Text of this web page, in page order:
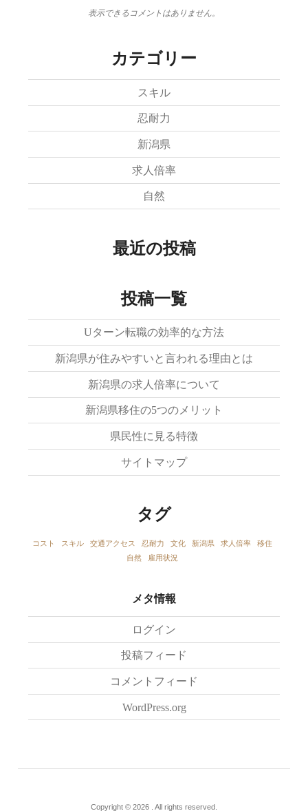
表示できるコメントはありません。
カテゴリー
スキル
忍耐力
新潟県
求人倍率
自然
最近の投稿
投稿一覧
Uターン転職の効率的な方法
新潟県が住みやすいと言われる理由とは
新潟県の求人倍率について
新潟県移住の5つのメリット
県民性に見る特徴
サイトマップ
タグ
コスト スキル 交通アクセス 忍耐力 文化 新潟県 求人倍率
移住
自然
雇用状況
メタ情報
ログイン
投稿フィード
コメントフィード
WordPress.org
Copyright © 2026 . All rights reserved.